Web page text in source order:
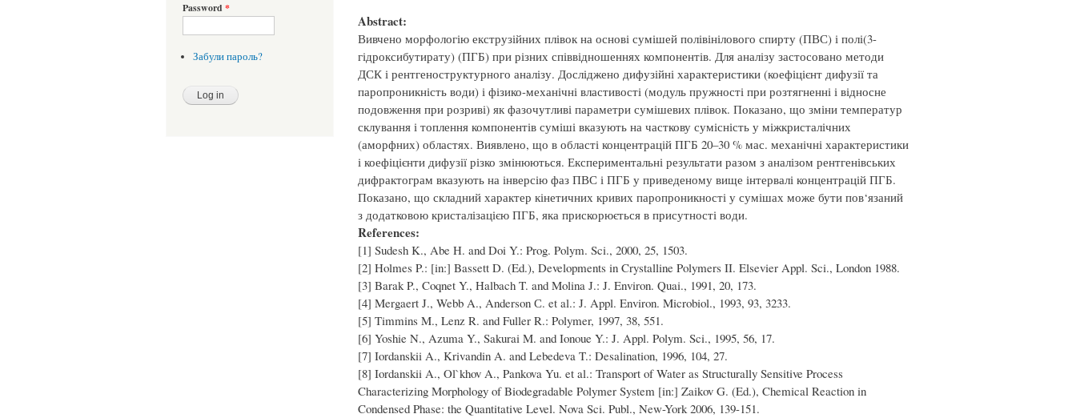
Password *
Забули пароль?
Abstract:
Вивчено морфологію екструзійних плівок на основі сумішей полівінілового спирту (ПВС) і полі(3-
гідроксибутирату) (ПГБ) при різних співвідношеннях компонентів. Для аналізу застосовано методи
ДСК і рентгеноструктурного аналізу. Досліджено дифузійні характеристики (коефіцієнт дифузії та
паропроникність води) і фізико-механічні властивості (модуль пружності при розтягненні і відносне
подовження при розриві) як фазочутливі параметри сумішевих плівок. Показано, що зміни температур
склування і топлення компонентів суміші вказують на часткову сумісність у міжкристалічних
(аморфних) областях. Виявлено, що в області концентрацій ПГБ 20–30 % мас. механічні характеристики
і коефіцієнти дифузії різко змінюються. Експериментальні результати разом з аналізом рентгенівських
дифрактограм вказують на інверсію фаз ПВС і ПГБ у приведеному вище інтервалі концентрацій ПГБ.
Показано, що складний характер кінетичних кривих паропроникності у сумішах може бути пов‘язаний
з додатковою кристалізацією ПГБ, яка прискорюється в присутності води.
References:
[1] Sudesh K., Abe H. and Doi Y.: Prog. Polym. Sci., 2000, 25, 1503.
[2] Holmes P.: [in:] Bassett D. (Ed.), Developments in Crystalline Polymers II. Elsevier Appl. Sci., London 1988.
[3] Barak P., Coqnet Y., Halbach T. and Molina J.: J. Environ. Quai., 1991, 20, 173.
[4] Mergaert J., Webb A., Anderson С. et al.: J. Appl. Environ. Microbiol., 1993, 93, 3233.
[5] Timmins M., Lenz R. and Fuller R.: Polymer, 1997, 38, 551.
[6] Yoshie N., Azuma Y., Sakurai M. and Ionoue Y.: J. Appl. Polym. Sci., 1995, 56, 17.
[7] Iordanskii A., Krivandin A. and Lebedeva T.: Desalination, 1996, 104, 27.
[8] Iordanskii A., Ol`khov A., Pankova Yu. et al.: Transport of Water as Structurally Sensitive Process
Characterizing Morphology of Biodegradable Polymer System [in:] Zaikov G. (Ed.), Chemical Reaction in
Condensed Phase: the Quantitative Level. Nova Sci. Publ., New-York 2006, 139-151.